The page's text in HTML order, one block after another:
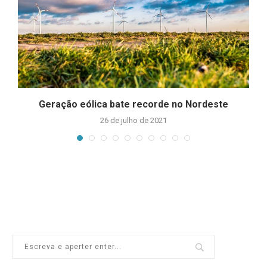
Geração eólica bate recorde no Nordeste
26 de julho de 2021